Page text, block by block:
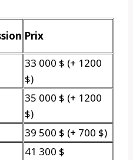
Prix
33 000 $ (+ 1200
$)
35 000 $ (+ 1200
$)
39 500 $ (+ 700 $)
41 300 $